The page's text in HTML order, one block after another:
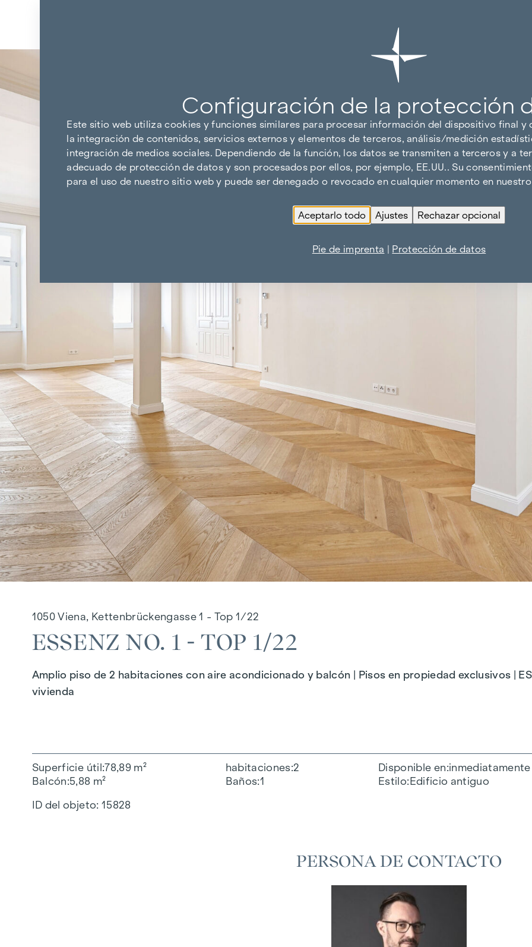
1050 Viena, Kettenbrückengasse 1 - Top 1/22
ESSENZ NO. 1 - TOP 1/22
Amplio piso de 2 habitaciones con aire acondicionado y balcón | Pisos en propiedad exclusivos |
vivienda
Superficie útil 78,89 m²
Balcón 5,88 m²
habitaciones 2
Baños 1
Disponible en inmediatamente
Estilo Edificio antiguo
ID del objeto: 15828
PERSONA DE CONTACTO
Configuración de la protección
Este sitio web utiliza cookies y funciones similares para procesar información del dispositivo final y
la integración de contenidos, servicios externos y elementos de terceros, análisis/medición
integración de medios sociales. Dependiendo de la función, los datos se transmiten a terceros y a
adecuado de protección de datos y son procesados por ellos, por ejemplo, EE.UU.. Su
para el uso de nuestro sitio web y puede ser denegado o revocado en cualquier momento en
Aceptarlo todo Ajustes Rechazar opcional
Pie de imprenta | Protección de datos